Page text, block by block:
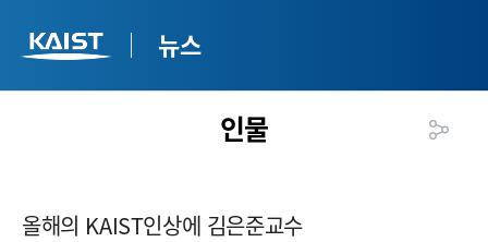
뉴스
인물
올해의 KAIST인상에 김은준교수​